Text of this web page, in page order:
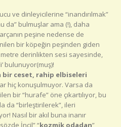
ve dinleyicilerine “inandırılmak”
da” bulmuşlar ama (!), daha
peşine nedense de
bir köpeğin peşinden giden
derinlikten sesi sayesinde,
bulunuyor(muş)!
ceset, rahip elbiseleri
hiç konuşulmuyor. Varsa da
bir “hurafe” öne çıkartılıyor, bu
da “birleştirilerek”, ileri
Nasıl bir akıl buna inanır
İncil” “kozmik odadan”